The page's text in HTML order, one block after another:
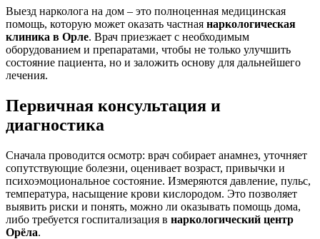
Выезд нарколога на дом – это полноценная медицинская
помощь, которую может оказать частная наркологическая
клиника в Орле. Врач приезжает с необходимым
оборудованием и препаратами, чтобы не только улучшить
состояние пациента, но и заложить основу для дальнейшего
лечения.
Первичная консультация и
диагностика
Сначала проводится осмотр: врач собирает анамнез, уточняет
сопутствующие болезни, оценивает возраст, привычки и
психоэмоциональное состояние. Измеряются давление, пульс,
температура, насыщение крови кислородом. Это позволяет
выявить риски и понять, можно ли оказывать помощь дома,
либо требуется госпитализация в наркологический центр
Орёла.